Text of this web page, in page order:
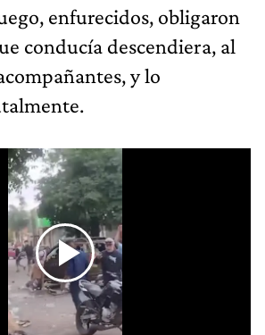
enfurecidos, obligaron
conducía descendiera, al
y lo